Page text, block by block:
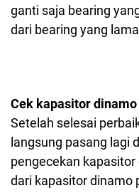
ganti saja bearing
dari bearing yang
Cek kapasitor
Setelah selesai
langsung pasang lagi
pengecekan
dari kapasitor dinamo